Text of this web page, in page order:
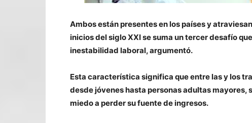
Ambos están presentes en los países y
inicios del siglo XXI se suma un tercer desafío
inestabilidad laboral, argumentó.
Esta característica significa que entre las y los
desde jóvenes hasta personas adultas
miedo a perder su fuente de ingresos.